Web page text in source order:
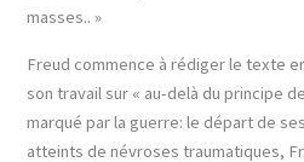
masses.. »
Freud commence à rédiger le texte
son travail sur « au-delà du principe
marqué par la guerre: le départ de
atteints de névroses traumatiques,